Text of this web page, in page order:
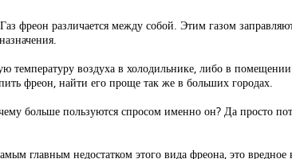
фреон различается между собой. Этим газом
температуру воздуха в холодильнике, либо в
фреон, найти его проще так же в больших городах.
больше пользуются спросом именно он? Да просто
главным недостатком этого вида фреона, это вредное